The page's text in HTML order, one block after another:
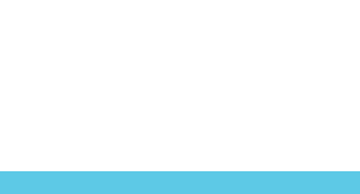
бесплатно! Ты